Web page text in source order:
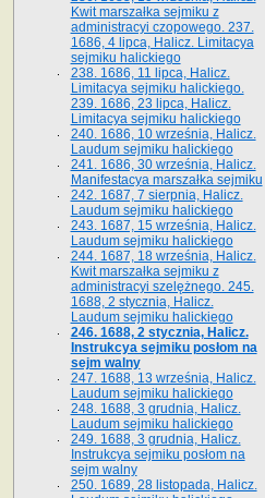
Kwit marszałka sejmiku z
administracyi czopowego. 237.
1686, 4 lipca, Halicz. Limitacya
sejmiku halickiego
238. 1686, 11 lipca, Halicz.
Limitacya sejmiku halickiego.
239. 1686, 23 lipca, Halicz.
Limitacya sejmiku halickiego
240. 1686, 10 września, Halicz.
Laudum sejmiku halickiego
241. 1686, 30 września, Halicz.
Manifestacya marszałka sejmiku
242. 1687, 7 sierpnia, Halicz.
Laudum sejmiku halickiego
243. 1687, 15 września, Halicz.
Laudum sejmiku halickiego
244. 1687, 18 września, Halicz.
Kwit marszałka sejmiku z
administracyi szelężnego. 245.
1688, 2 stycznia, Halicz.
Laudum sejmiku halickiego
246. 1688, 2 stycznia, Halicz.
Instrukcya sejmiku posłom na
sejm walny
247. 1688, 13 września, Halicz.
Laudum sejmiku halickiego
248. 1688, 3 grudnia, Halicz.
Laudum sejmiku halickiego
249. 1688, 3 grudnia, Halicz.
Instrukcya sejmiku posłom na
sejm walny
250. 1689, 28 listopada, Halicz.